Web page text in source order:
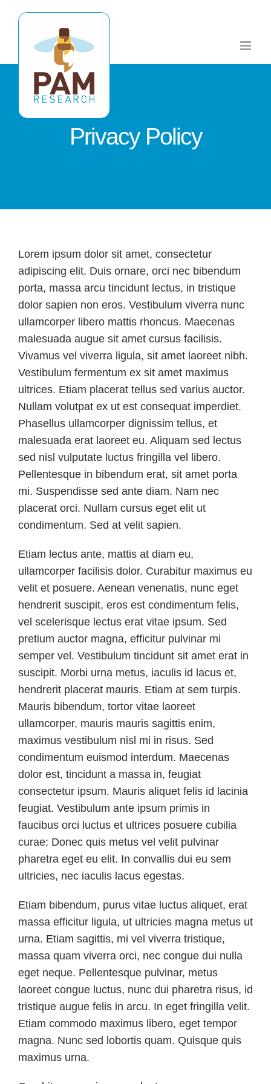
naar
Privacy Policy
Lorem ipsum dolor sit amet, consectetur
adipiscing elit. Duis ornare, orci nec bibendum
porta, massa arcu tincidunt lectus, in tristique
dolor sapien non eros. Vestibulum viverra nunc
ullamcorper libero mattis rhoncus. Maecenas
malesuada augue sit amet cursus facilisis.
Vivamus vel viverra ligula, sit amet laoreet nibh.
Vestibulum fermentum ex sit amet maximus
ultrices. Etiam placerat tellus sed varius auctor.
Nullam volutpat ex ut est consequat imperdiet.
Phasellus ullamcorper dignissim tellus, et
malesuada erat laoreet eu. Aliquam sed lectus
sed nisl vulputate luctus fringilla vel libero.
Pellentesque in bibendum erat, sit amet porta
mi. Suspendisse sed ante diam. Nam nec
placerat orci. Nullam cursus eget elit ut
condimentum. Sed at velit sapien.
Etiam lectus ante, mattis at diam eu,
ullamcorper facilisis dolor. Curabitur maximus eu
velit et posuere. Aenean venenatis, nunc eget
hendrerit suscipit, eros est condimentum felis,
vel scelerisque lectus erat vitae ipsum. Sed
pretium auctor magna, efficitur pulvinar mi
semper vel. Vestibulum tincidunt sit amet erat in
suscipit. Morbi urna metus, iaculis id lacus et,
hendrerit placerat mauris. Etiam at sem turpis.
Mauris bibendum, tortor vitae laoreet
ullamcorper, mauris mauris sagittis enim,
maximus vestibulum nisl mi in risus. Sed
condimentum euismod interdum. Maecenas
dolor est, tincidunt a massa in, feugiat
consectetur ipsum. Mauris aliquet felis id lacinia
feugiat. Vestibulum ante ipsum primis in
faucibus orci luctus et ultrices posuere cubilia
curae; Donec quis metus vel velit pulvinar
pharetra eget eu elit. In convallis dui eu sem
ultricies, nec iaculis lacus egestas.
Etiam bibendum, purus vitae luctus aliquet, erat
massa efficitur ligula, ut ultricies magna metus ut
urna. Etiam sagittis, mi vel viverra tristique,
massa quam viverra orci, nec congue dui nulla
eget neque. Pellentesque pulvinar, metus
laoreet congue luctus, nunc dui pharetra risus, id
tristique augue felis in arcu. In eget fringilla velit.
Etiam commodo maximus libero, eget tempor
magna. Nunc sed lobortis quam. Quisque quis
maximus urna.